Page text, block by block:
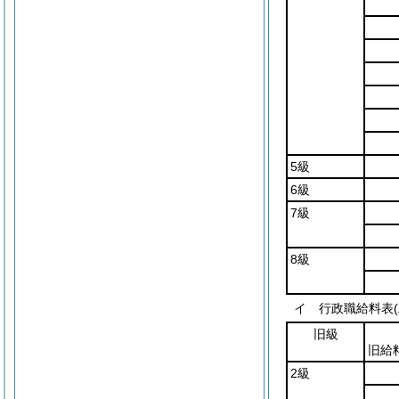
5級
6級
7級
8級
イ 行政職給料表(
旧級
旧給
2級